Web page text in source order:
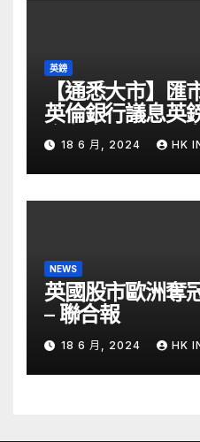
英鎊
【通悉大市】
英倫銀行議息英
金留意 – Now
18 6 月, 2024 HK
NEWS
英國股市歐洲奪
– 聯合報
18 6 月, 2024 HK